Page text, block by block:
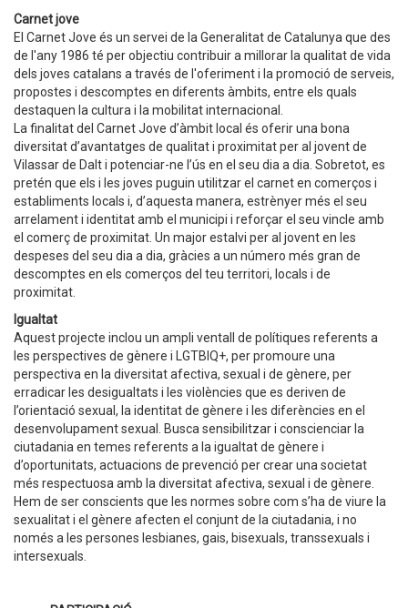
Carnet jove
El Carnet Jove és un servei de la Generalitat de Catalunya que des
de l'any 1986 té per objectiu contribuir a millorar la qualitat de vida
dels joves catalans a través de l'oferiment i la promoció de serveis,
propostes i descomptes en diferents àmbits, entre els quals
destaquen la cultura i la mobilitat internacional.
La finalitat del Carnet Jove d’àmbit local és oferir una bona
diversitat d’avantatges de qualitat i proximitat per al jovent de
Vilassar de Dalt i potenciar-ne l’ús en el seu dia a dia. Sobretot, es
pretén que els i les joves puguin utilitzar el carnet en comerços i
establiments locals i, d’aquesta manera, estrènyer més el seu
arrelament i identitat amb el municipi i reforçar el seu vincle amb
el comerç de proximitat. Un major estalvi per al jovent en les
despeses del seu dia a dia, gràcies a un número més gran de
descomptes en els comerços del teu territori, locals i de
proximitat.
Igualtat
Aquest projecte inclou un ampli ventall de polítiques referents a
les perspectives de gènere i LGTBIQ+, per promoure una
perspectiva en la diversitat afectiva, sexual i de gènere, per
erradicar les desigualtats i les violències que es deriven de
l’orientació sexual, la identitat de gènere i les diferències en el
desenvolupament sexual. Busca sensibilitzar i conscienciar la
ciutadania en temes referents a la igualtat de gènere i
d’oportunitats, actuacions de prevenció per crear una societat
més respectuosa amb la diversitat afectiva, sexual i de gènere.
Hem de ser conscients que les normes sobre com s’ha de viure la
sexualitat i el gènere afecten el conjunt de la ciutadania, i no
només a les persones lesbianes, gais, bisexuals, transsexuals i
intersexuals.